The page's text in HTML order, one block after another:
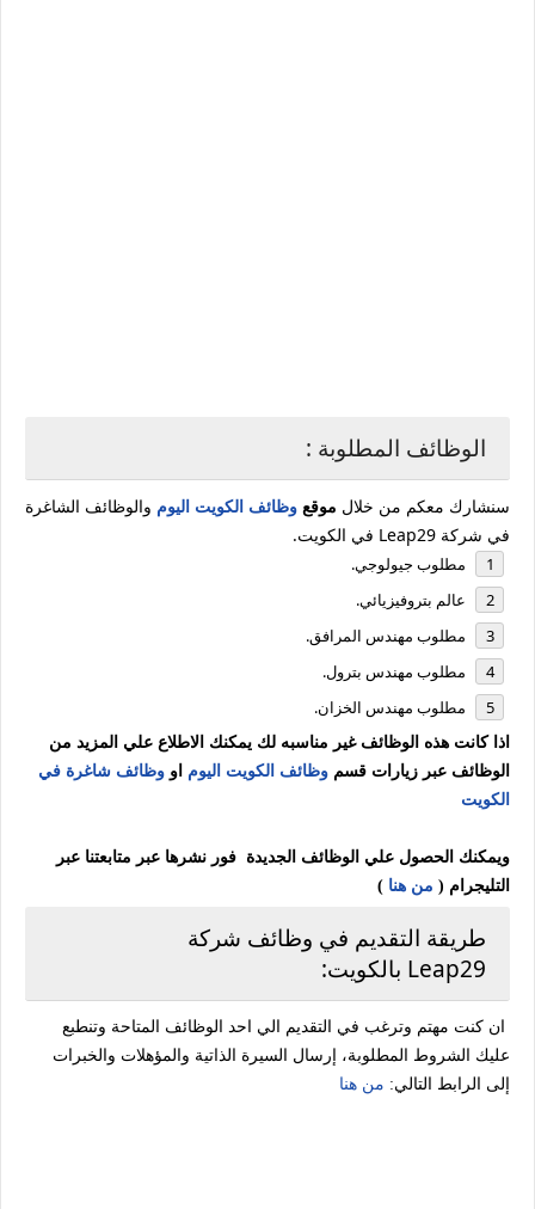
الوظائف المطلوبة :
سنشارك معكم من خلال موقع وظائف الكويت اليوم والوظائف الشاغرة
في شركة ‏Leap29 في الكويت.
مطلوب جيولوجي.
عالم بتروفيزيائي.
مطلوب مهندس المرافق.
مطلوب مهندس بترول.
مطلوب مهندس الخزان.
اذا كانت هذه الوظائف غير مناسبه لك يمكنك الاطلاع علي المزيد من
الوظائف عبر زيارات قسم وظائف الكويت اليوم او وظائف شاغرة في
الكويت
ويمكنك الحصول علي الوظائف الجديدة فور نشرها عبر متابعتنا عبر
التليجرام ( من هنا )
طريقة التقديم في وظائف شركة
ان كنت مهتم وترغب في التقديم الي احد الوظائف المتاحة وتنطبع
عليك الشروط المطلوبة، إرسال السيرة الذاتية والمؤهلات والخبرات
إلى الرابط التالي: من هنا